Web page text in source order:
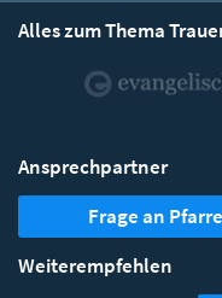
Alles zum Thema
Ansprechpartner
Frage an
Weiterempfehlen